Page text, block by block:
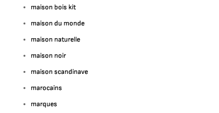
maison bois kit
maison du monde
maison naturelle
maison noir
maison scandinave
marocains
marques